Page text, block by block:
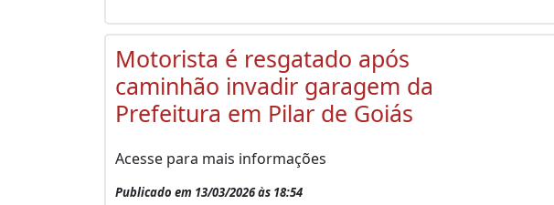
Motorista é resgatado após
caminhão invadir garagem da
Prefeitura em Pilar de Goiás
Acesse para mais informações
Publicado em 13/03/2026 às 18:54